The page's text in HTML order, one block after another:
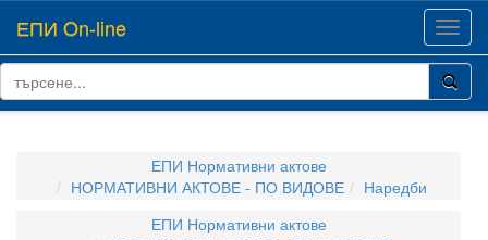
ЕПИ On-line
ЕПИ Нормативни актове
НОРМАТИВНИ АКТОВЕ - ПО ВИДОВЕ
Наредби
ЕПИ Нормативни актове